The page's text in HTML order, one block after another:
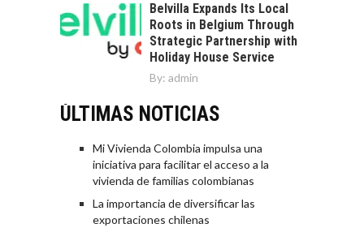
Belvilla Expands Its Local
Roots in Belgium Through
Strategic Partnership with
Holiday House Service
By: admin
ÚLTIMAS NOTICIAS
Mi Vivienda Colombia impulsa una
iniciativa para facilitar el acceso a la
vivienda de familias colombianas
La importancia de diversificar las
exportaciones chilenas